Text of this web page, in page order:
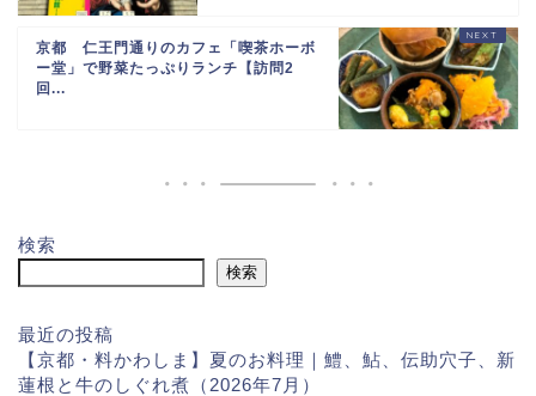
京都 仁王門通りのカフェ「喫茶ホーボ
ー堂」で野菜たっぷりランチ【訪問2
回...
検索
検索
最近の投稿
【京都・料かわしま】夏のお料理｜鱧、鮎、伝助穴子、新
蓮根と牛のしぐれ煮（2026年7月）